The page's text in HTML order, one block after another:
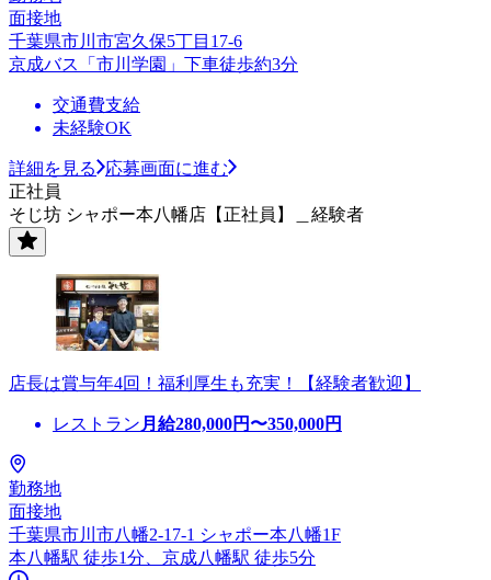
面接地
千葉県市川市宮久保5丁目17-6
京成バス「市川学園」下車徒歩約3分
交通費支給
未経験OK
詳細を見る
応募画面に進む
正社員
そじ坊 シャポー本八幡店【正社員】＿経験者
店長は賞与年4回！福利厚生も充実！【経験者歓迎】
レストラン 月給280,000円〜350,000円
勤務地
面接地
千葉県市川市八幡2-17-1 シャポー本八幡1F
本八幡駅 徒歩1分、京成八幡駅 徒歩5分